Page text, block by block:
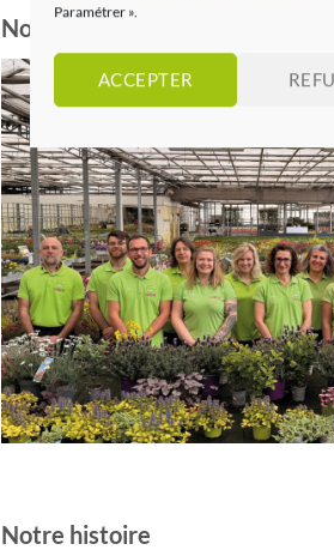
Paramétrer ».
ACCEPTER
Notre équipe
Notre histoire